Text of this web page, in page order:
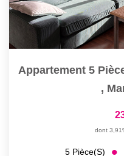
,
dont
5 Pièce(s)